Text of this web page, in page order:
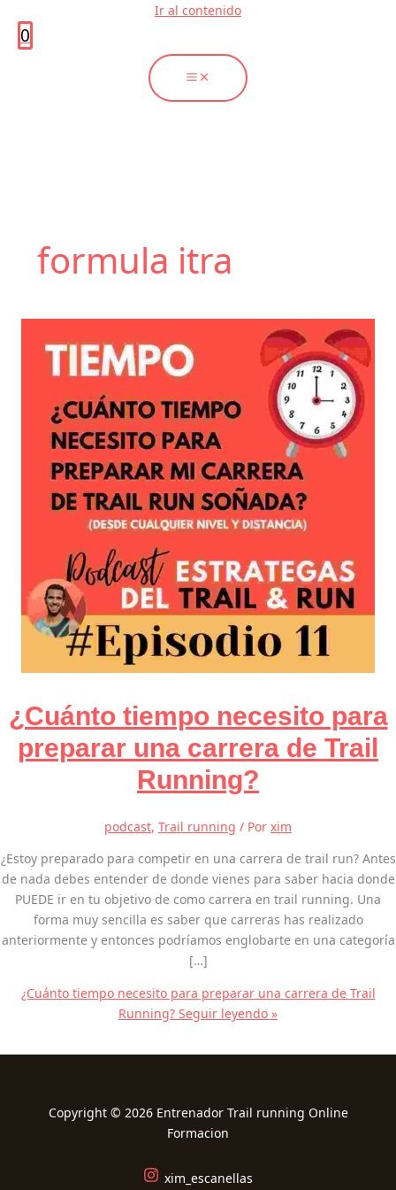
Ir al contenido
0
formula itra
¿Cuánto tiempo necesito para
preparar una carrera de Trail
Running?
podcast, Trail running / Por xim
¿Estoy preparado para competir en una carrera de trail run? Antes
de nada debes entender de donde vienes para saber hacia donde
PUEDE ir en tu objetivo de como carrera en trail running. Una
forma muy sencilla es saber que carreras has realizado
anteriormente y entonces podríamos englobarte en una categoría
[…]
¿Cuánto tiempo necesito para preparar una carrera de Trail
Running? Seguir leyendo »
Copyright © 2026 Entrenador Trail running Online
Formacion
xim_escanellas